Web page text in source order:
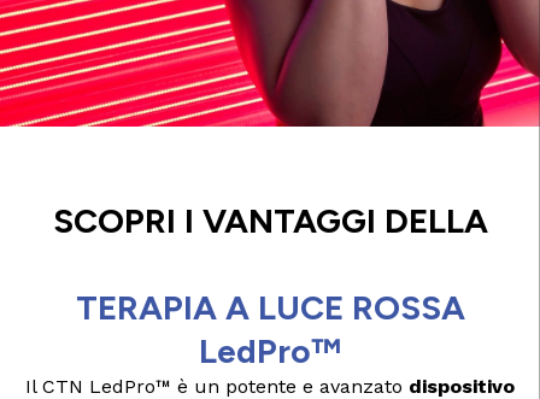
SCOPRI I VANTAGGI DELLA
TERAPIA A LUCE ROSSA
LedPro™
Il CTN LedPro™ è un potente e avanzato dispositivo